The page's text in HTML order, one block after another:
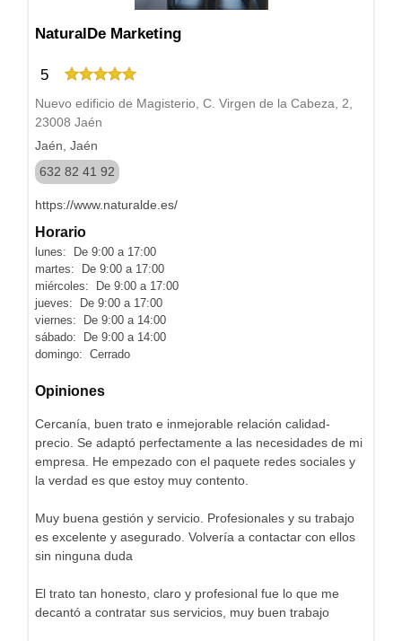
NaturalDe Marketing
5
Nuevo edificio de Magisterio, C. Virgen de la Cabeza, 2,
23008 Jaén
Jaén, Jaén
632 82 41 92
https://www.naturalde.es/
Horario
lunes: De 9:00 a 17:00
martes: De 9:00 a 17:00
miércoles: De 9:00 a 17:00
jueves: De 9:00 a 17:00
viernes: De 9:00 a 14:00
sábado: De 9:00 a 14:00
domingo: Cerrado
Opiniones
Cercanía, buen trato e inmejorable relación calidad-
precio. Se adaptó perfectamente a las necesidades de mi
empresa. He empezado con el paquete redes sociales y
la verdad es que estoy muy contento.
Muy buena gestión y servicio. Profesionales y su trabajo
es excelente y asegurado. Volvería a contactar con ellos
sin ninguna duda
El trato tan honesto, claro y profesional fue lo que me
decantó a contratar sus servicios, muy buen trabajo